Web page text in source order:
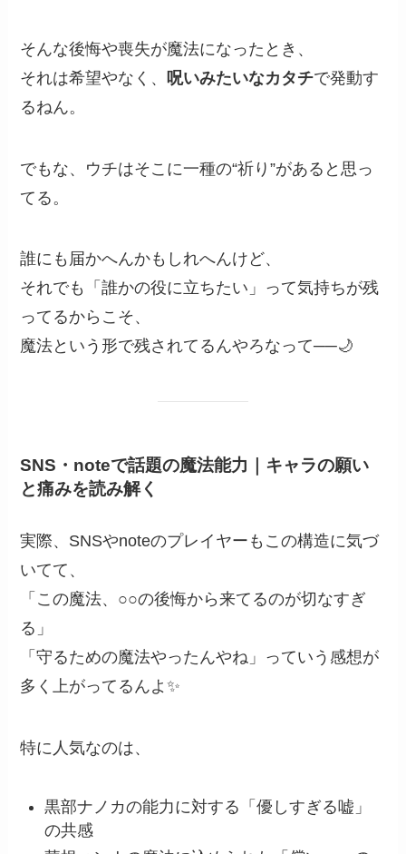
そんな後悔や喪失が魔法になったとき、
それは希望やなく、 呪いみたいなカタチで発動す
るねん。
でもな、ウチはそこに一種の“祈り”があると思っ
てる。
誰にも届かへんかもしれへんけど、
それでも「誰かの役に立ちたい」って気持ちが残
ってるからこそ、
魔法という形で残されてるんやろなって──🌙
SNS・noteで話題の魔法能力｜キャラの願い
と痛みを読み解く
実際、SNSやnoteのプレイヤーもこの構造に気づ
いてて、
「この魔法、○○の後悔から来てるのが切なすぎ
る」
「守るための魔法やったんやね」っていう感想が
多く上がってるんよ✨
特に人気なのは、
黒部ナノカの能力に対する「優しすぎる嘘」
の共感